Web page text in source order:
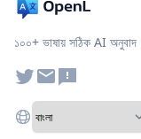
১০০+ ভাষায় সঠিক AI অনুবাদ